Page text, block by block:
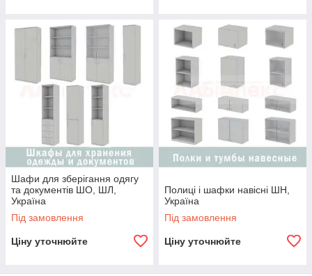
Шафи для зберігання одягу
та документів ШО, ШЛ,
Україна
Під замовлення
Ціну уточнюйте
Полиці і шафки навісні ШН,
Україна
Під замовлення
Ціну уточнюйте